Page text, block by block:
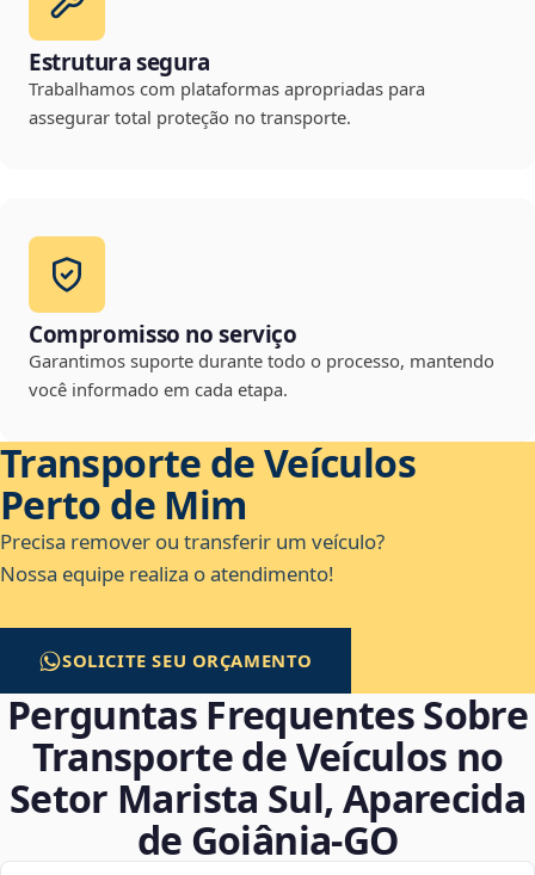
Estrutura segura
Trabalhamos com plataformas apropriadas para
assegurar total proteção no transporte.
Compromisso no serviço
Garantimos suporte durante todo o processo, mantendo
você informado em cada etapa.
Transporte de Veículos
Perto de Mim
Precisa remover ou transferir um veículo?
Nossa equipe realiza o atendimento!
SOLICITE SEU ORÇAMENTO
Perguntas Frequentes Sobre
Transporte de Veículos no
Setor Marista Sul, Aparecida
de Goiânia‑GO